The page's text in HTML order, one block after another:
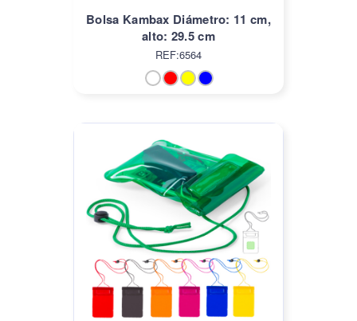
Bolsa Kambax Diámetro: 11 cm,
alto: 29.5 cm
REF:6564